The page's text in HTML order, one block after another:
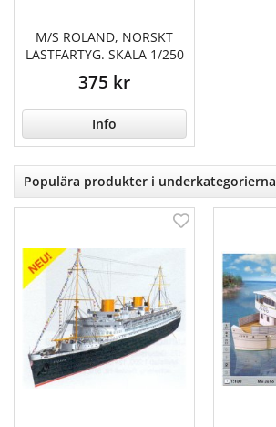
M/S ROLAND, NORSKT
LASTFARTYG. SKALA 1/250
375 kr
Info
Populära produkter i underkategorierna